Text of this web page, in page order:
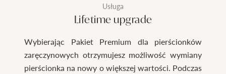
Usługa
Lifetime upgrade
Wybierając Pakiet Premium dla pierścionków
zaręczynowych otrzymujesz możliwość wymiany
pierścionka na nowy o większej wartości. Podczas